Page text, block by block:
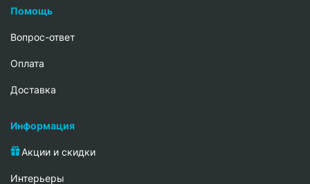
Помощь
Вопрос-ответ
Oплата
Доставка
Информация
Акции и скидки
Интерьеры